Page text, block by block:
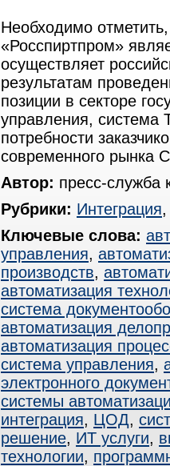
Необходимо
«Росспиртпром»
осуществляет
результатам
позиции в секторе
управления, система
потребности
современного рынка
Автор: пресс-служба
Рубрики: Интеграция
Ключевые слова:
управления,
производств,
автоматизация
система
автоматизация
автоматизация
система управления,
электронного
системы
интеграция, ЦОД,
решение, ИТ услуги,
технологии,